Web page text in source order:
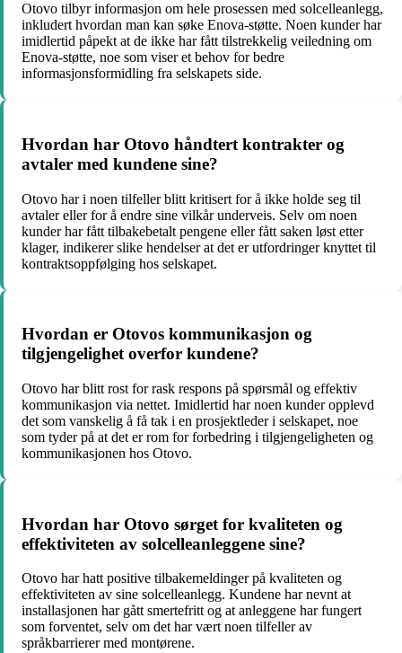
Otovo tilbyr informasjon om hele prosessen med solcelleanlegg,
inkludert hvordan man kan søke Enova-støtte. Noen kunder har
imidlertid påpekt at de ikke har fått tilstrekkelig veiledning om
Enova-støtte, noe som viser et behov for bedre
informasjonsformidling fra selskapets side.
Hvordan har Otovo håndtert kontrakter og
avtaler med kundene sine?
Otovo har i noen tilfeller blitt kritisert for å ikke holde seg til
avtaler eller for å endre sine vilkår underveis. Selv om noen
kunder har fått tilbakebetalt pengene eller fått saken løst etter
klager, indikerer slike hendelser at det er utfordringer knyttet til
kontraktsoppfølging hos selskapet.
Hvordan er Otovos kommunikasjon og
tilgjengelighet overfor kundene?
Otovo har blitt rost for rask respons på spørsmål og effektiv
kommunikasjon via nettet. Imidlertid har noen kunder opplevd
det som vanskelig å få tak i en prosjektleder i selskapet, noe
som tyder på at det er rom for forbedring i tilgjengeligheten og
kommunikasjonen hos Otovo.
Hvordan har Otovo sørget for kvaliteten og
effektiviteten av solcelleanleggene sine?
Otovo har hatt positive tilbakemeldinger på kvaliteten og
effektiviteten av sine solcelleanlegg. Kundene har nevnt at
installasjonen har gått smertefritt og at anleggene har fungert
som forventet, selv om det har vært noen tilfeller av
språkbarrierer med montørene.